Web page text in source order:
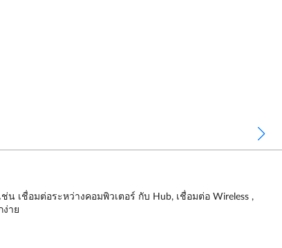
เชื่อมต่อระหว่างคอมพิวเตอร์ กับ Hub, เชื่อมต่อ Wireless ,
าย